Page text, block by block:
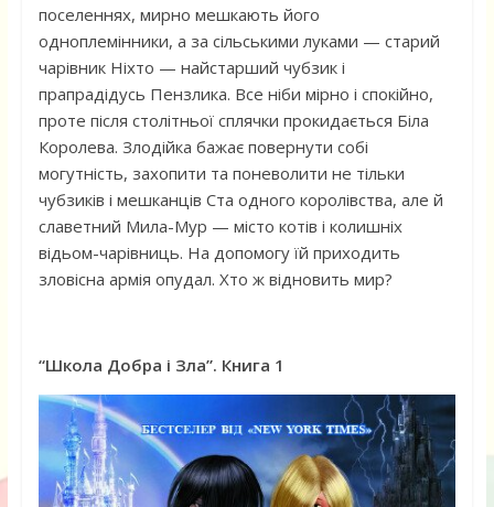
поселеннях, мирно мешкають його
одноплемінники, а за сільськими луками — старий
чарівник Ніхто — найстарший чубзик і
прапрадідусь Пензлика. Все ніби мірно і спокійно,
проте після столітньої сплячки прокидається Біла
Королева. Злодійка бажає повернути собі
могутність, захопити та поневолити не тільки
чубзиків і мешканців Ста одного королівства, але й
славетний Мила-Мур — місто котів і колишніх
відьом-чарівниць. На допомогу їй приходить
зловісна армія опудал. Хто ж відновить мир?
“Школа Добра і Зла”. Книга 1